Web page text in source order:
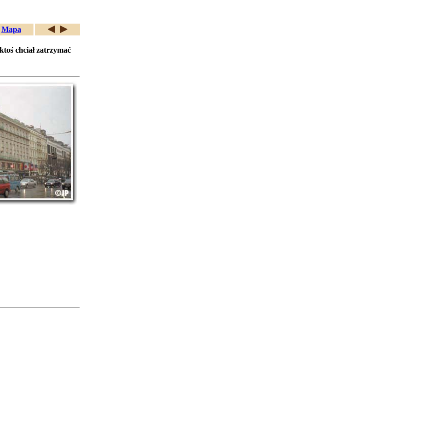
Mapa
chciał zatrzymać